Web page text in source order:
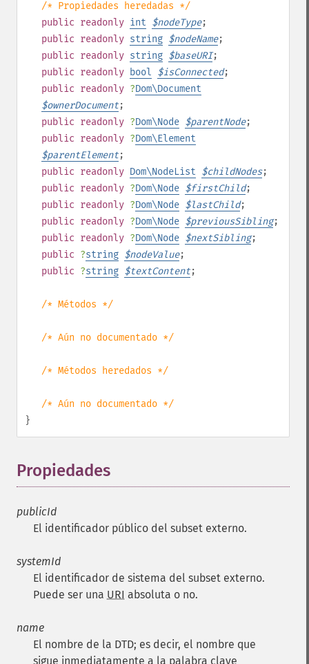
/* Propiedades heredadas */
public readonly int $nodeType;
public readonly string $nodeName;
public readonly string $baseURI;
public readonly bool $isConnected;
public readonly ?Dom\Document
$ownerDocument;
public readonly ?Dom\Node $parentNode;
public readonly ?Dom\Element
$parentElement;
public readonly Dom\NodeList $childNodes;
public readonly ?Dom\Node $firstChild;
public readonly ?Dom\Node $lastChild;
public readonly ?Dom\Node $previousSibling;
public readonly ?Dom\Node $nextSibling;
public ?string $nodeValue;
public ?string $textContent;
/* Métodos */
/* Aún no documentado */
/* Métodos heredados */
/* Aún no documentado */
}
Propiedades
publicId
El identificador público del subset externo.
systemId
El identificador de sistema del subset externo.
Puede ser una URI absoluta o no.
name
El nombre de la DTD; es decir, el nombre que
sigue inmediatamente a la palabra clave